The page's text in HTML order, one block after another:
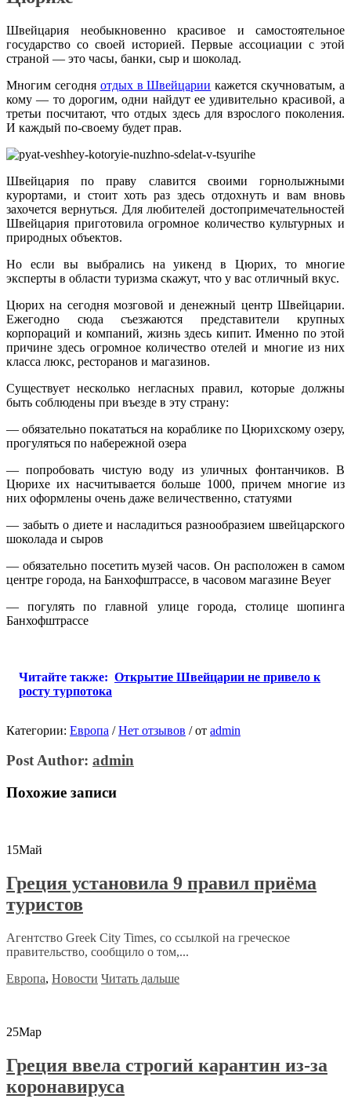
Швейцария необыкновенно красивое и самостоятельное
государство со своей историей. Первые ассоциации с этой
страной — это часы, банки, сыр и шоколад.
Многим сегодня отдых в Швейцарии кажется скучноватым, а
кому — то дорогим, одни найдут ее удивительно красивой, а
третьи посчитают, что отдых здесь для взрослого поколения.
И каждый по-своему будет прав.
Швейцария по праву славится своими горнолыжными
курортами, и стоит хоть раз здесь отдохнуть и вам вновь
захочется вернуться. Для любителей достопримечательностей
Швейцария приготовила огромное количество культурных и
природных объектов.
Но если вы выбрались на уикенд в Цюрих, то многие
эксперты в области туризма скажут, что у вас отличный вкус.
Цюрих на сегодня мозговой и денежный центр Швейцарии.
Ежегодно сюда съезжаются представители крупных
корпораций и компаний, жизнь здесь кипит. Именно по этой
причине здесь огромное количество отелей и многие из них
класса люкс, ресторанов и магазинов.
Существует несколько негласных правил, которые должны
быть соблюдены при въезде в эту страну:
— обязательно покататься на кораблике по Цюрихскому озеру,
прогуляться по набережной озера
— попробовать чистую воду из уличных фонтанчиков. В
Цюрихе их насчитывается больше 1000, причем многие из
них оформлены очень даже величественно, статуями
— забыть о диете и насладиться разнообразием швейцарского
шоколада и сыров
— обязательно посетить музей часов. Он расположен в самом
центре города, на Банхофштрассе, в часовом магазине Beyer
— погулять по главной улице города, столице шопинга
Банхофштрассе
Читайте также: Открытие Швейцарии не привело к
росту турпотока
Категории: Европа / Нет отзывов /от admin
Post Author: admin
Похожие записи
15Май
Греция установила 9 правил приёма
туристов
Агентство Greek City Times, со ссылкой на греческое
правительство, сообщило о том,...
Европа, Новости Читать дальше
25Мар
Греция ввела строгий карантин из-за
коронавируса